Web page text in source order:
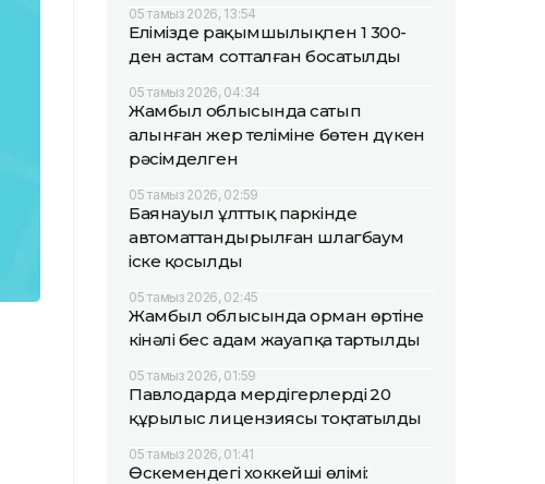
05 тамыз 2026, 13:54
Елімізде рақымшылықпен 1 300-
ден астам сотталған босатылды
05 тамыз 2026, 04:34
Жамбыл облысында сатып
алынған жер теліміне бөтен дүкен
рәсімделген
05 тамыз 2026, 02:59
Баянауыл ұлттық паркінде
автоматтандырылған шлагбаум
іске қосылды
05 тамыз 2026, 02:45
Жамбыл облысында орман өртіне
кінәлі бес адам жауапқа тартылды
05 тамыз 2026, 01:59
Павлодарда мердігерлердің 20
құрылыс лицензиясы тоқтатылды
05 тамыз 2026, 01:41
Өскемендегі хоккейші өлімі: